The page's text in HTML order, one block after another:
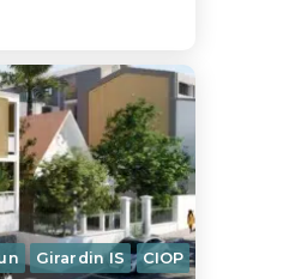
Girardin IS CIOP